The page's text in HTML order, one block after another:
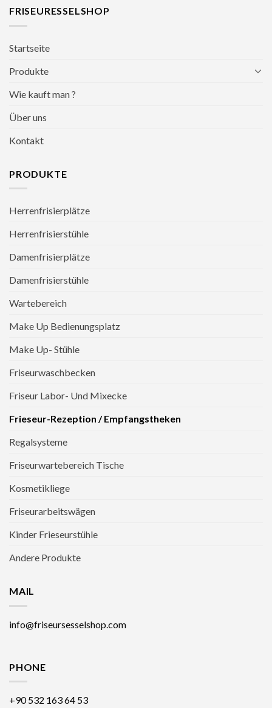
FRISEURESSELSHOP
Startseite
Produkte
Wie kauft man ?
Über uns
Kontakt
PRODUKTE
Herrenfrisierplätze
Herrenfrisierstühle
Damenfrisierplätze
Damenfrisierstühle
Wartebereich
Make Up Bedienungsplatz
Make Up- Stühle
Friseurwaschbecken
Friseur Labor- Und Mixecke
Frieseur-Rezeption / Empfangstheken
Regalsysteme
Friseurwartebereich Tische
Kosmetikliege
Friseurarbeitswägen
Kinder Frieseurstühle
Andere Produkte
MAIL
info@friseursesselshop.com
PHONE
+90 532 163 64 53